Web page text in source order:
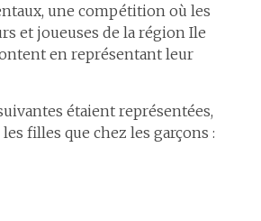
une compétition où les
et joueuses de la région Ile
en représentant leur
étaient représentées,
filles que chez les garçons :